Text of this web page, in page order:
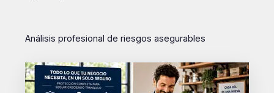
Análisis profesional de riesgos asegurables